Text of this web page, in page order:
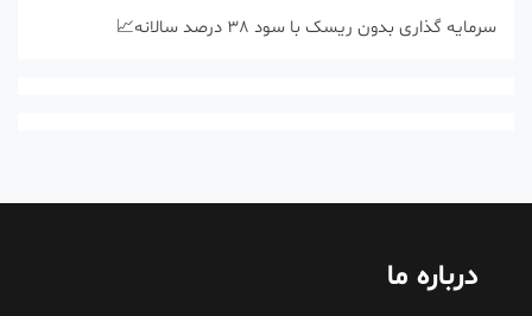
سرمایه گذاری بدون ریسک با سود 38 درصد سالانه📈
درباره ما